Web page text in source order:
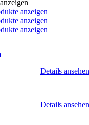
anzeigen
anzeigen
anzeigen
Details ansehen
Details ansehen